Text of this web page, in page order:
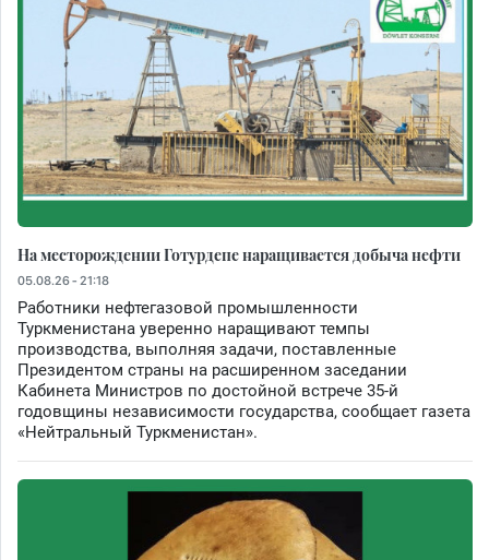
На месторождении Готурдепе наращивается добыча нефти
05.08.26 - 21:18
Работники нефтегазовой промышленности
Туркменистана уверенно наращивают темпы
производства, выполняя задачи, поставленные
Президентом страны на расширенном заседании
Кабинета Министров по достойной встрече 35-й
годовщины независимости государства, сообщает газета
«Нейтральный Туркменистан».